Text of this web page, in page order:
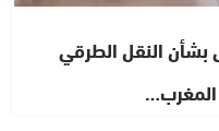
النقل الطرقي
المغرب…